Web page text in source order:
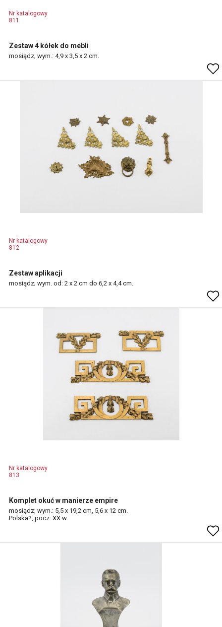
Nr katalogowy
811
Zestaw 4 kółek do mebli
mosiądz; wym.: 4,9 x 3,5 x 2 cm.
Nr katalogowy
812
Zestaw aplikacji
mosiądz; wym. od: 2 x 2 cm do 6,2 x 4,4 cm.
Nr katalogowy
813
Komplet okuć w manierze empire
mosiądz; wym.: 5,5 x 19,2 cm, 5,6 x 12 cm.
Polska?, pocz. XX w.